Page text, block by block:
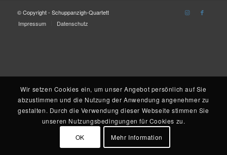
© Copyright - Schuppanzigh-Quartett
Impressum
Datenschutz
Wir setzen Cookies ein, um unser Angebot persönlich auf Sie
abzustimmen und die Nutzung der Anwendung angenehmer zu
gestalten. Durch die Verwendung dieser Webseite stimmen Sie
unseren Nutzungsbedingungen für Cookies zu.
OK
Mehr Information